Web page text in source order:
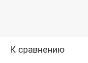
К сравнению